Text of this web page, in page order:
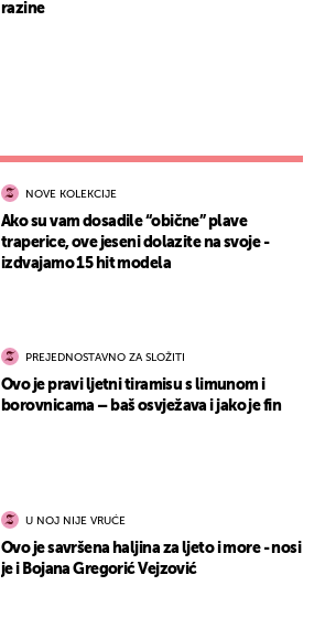
razine
NOVE KOLEKCIJE
Ako su vam dosadile “obične” plave
traperice, ove jeseni dolazite na svoje -
izdvajamo 15 hit modela
PREJEDNOSTAVNO ZA SLOŽITI
Ovo je pravi ljetni tiramisu s limunom i
borovnicama – baš osvježava i jako je fin
U NOJ NIJE VRUĆE
Ovo je savršena haljina za ljeto i more - nosi
je i Bojana Gregorić Vejzović